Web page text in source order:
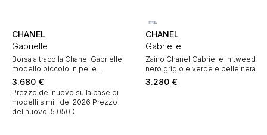
CHANEL
Gabrielle
Borsa a tracolla Chanel Gabrielle
modello piccolo in pelle
trapuntata dorata e pelle liscia
nera
3.680 €
Prezzo del nuovo sulla base di
modelli simili del 2026 Prezzo
del nuovo: 5.050 €
CHANEL
Gabrielle
Zaino Chanel Gabrielle in tweed
nero grigio e verde e pelle nera
3.280 €